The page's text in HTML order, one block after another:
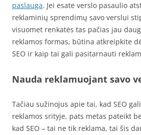
paslauga. Jei esate verslo pasaulio
reklaminių sprendimų savo verslui
visuomet renkatės tas pačias jau
reklamos formas, būtina atkreipkite
SEO ir kaip tai gali pasitarnauti
Nauda reklamuojant savo
Tačiau sužinojus apie tai, kad SEO
reklamos srityje, pats metas pateikt
kad SEO – tai ne tik reklama, tai šis